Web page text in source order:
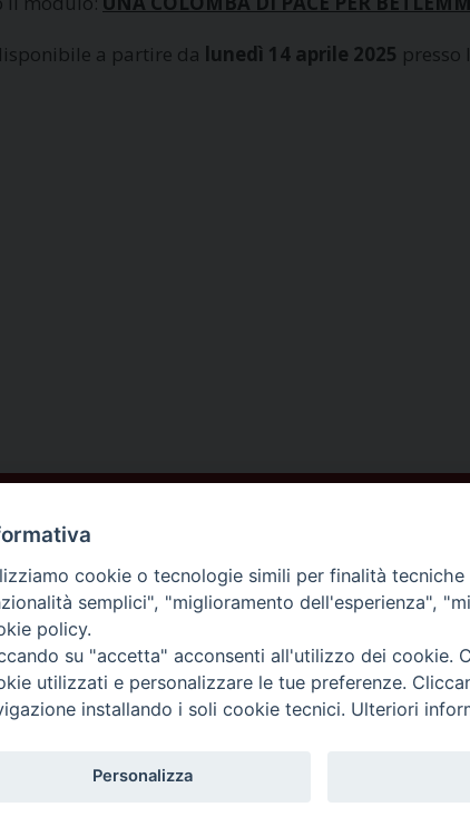
a partire da lunedì 14 aprile 2025 presso
DI
Contatti
Piazza del
cookie o tecnologie simili per finalità
semplici", "miglioramento dell'esperienza",
policy.
su "accetta" acconsenti all'utilizzo dei cookie.
utilizzati e personalizzare le tue preferenze.
installando i soli cookie tecnici. Ulteriori
Personalizza